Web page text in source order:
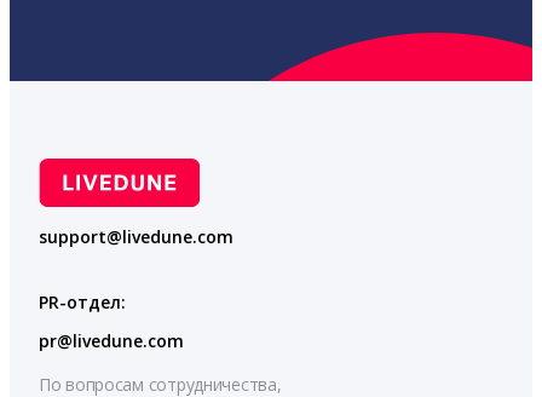
support@livedune.com
PR-отдел:
pr@livedune.com
По вопросам сотрудничества,